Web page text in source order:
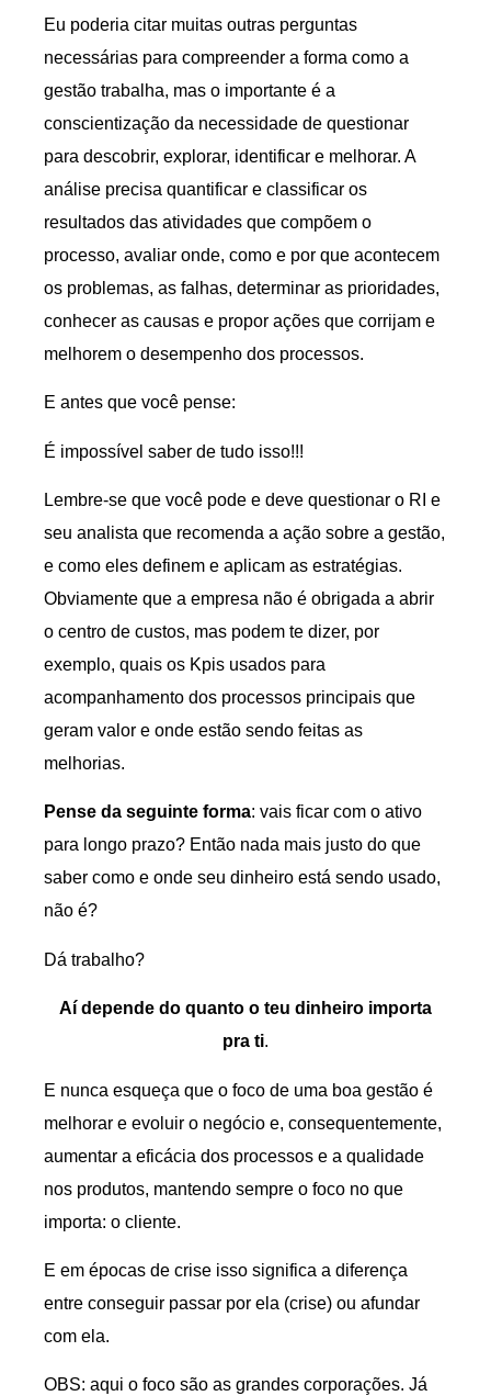
Eu poderia citar muitas outras perguntas
necessárias para compreender a forma como a
gestão trabalha, mas o importante é a
conscientização da necessidade de questionar
para descobrir, explorar, identificar e melhorar. A
análise precisa quantificar e classificar os
resultados das atividades que compõem o
processo, avaliar onde, como e por que acontecem
os problemas, as falhas, determinar as prioridades,
conhecer as causas e propor ações que corrijam e
melhorem o desempenho dos processos.
E antes que você pense:
É impossível saber de tudo isso!!!
Lembre-se que você pode e deve questionar o RI e
seu analista que recomenda a ação sobre a gestão,
e como eles definem e aplicam as estratégias.
Obviamente que a empresa não é obrigada a abrir
o centro de custos, mas podem te dizer, por
exemplo, quais os Kpis usados para
acompanhamento dos processos principais que
geram valor e onde estão sendo feitas as
melhorias.
Pense da seguinte forma: vais ficar com o ativo
para longo prazo? Então nada mais justo do que
saber como e onde seu dinheiro está sendo usado,
não é?
Dá trabalho?
Aí depende do quanto o teu dinheiro importa
pra ti.
E nunca esqueça que o foco de uma boa gestão é
melhorar e evoluir o negócio e, consequentemente,
aumentar a eficácia dos processos e a qualidade
nos produtos, mantendo sempre o foco no que
importa: o cliente.
E em épocas de crise isso significa a diferença
entre conseguir passar por ela (crise) ou afundar
com ela.
OBS: aqui o foco são as grandes corporações. Já